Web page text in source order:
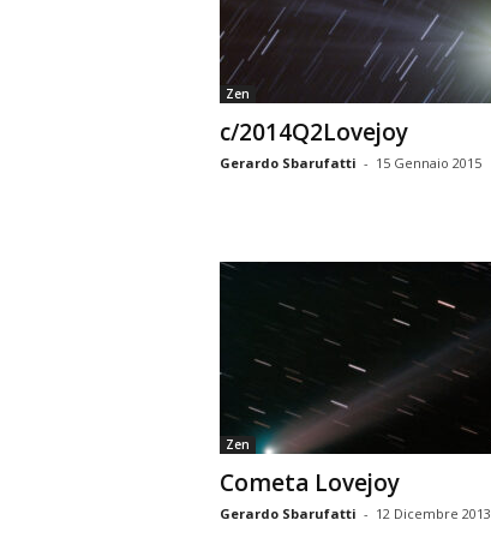
n
o
m
i
Zen
c/2014Q2Lovejoy
Gerardo Sbarufatti - 15 Gennaio 2015
Zen
Cometa Lovejoy
Gerardo Sbarufatti - 12 Dicembre 2013